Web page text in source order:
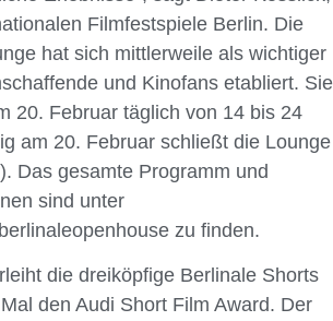
Filmfestspiele Berlin. Die
hat sich mittlerweile als wichtiger
und Kinofans etabliert. Sie
20. Februar täglich von 14 bis 24
am 20. Februar schließt die Lounge
Das gesamte Programm und
sind unter
zu finden.
die dreiköpfige Berlinale Shorts
den Audi Short Film Award. Der